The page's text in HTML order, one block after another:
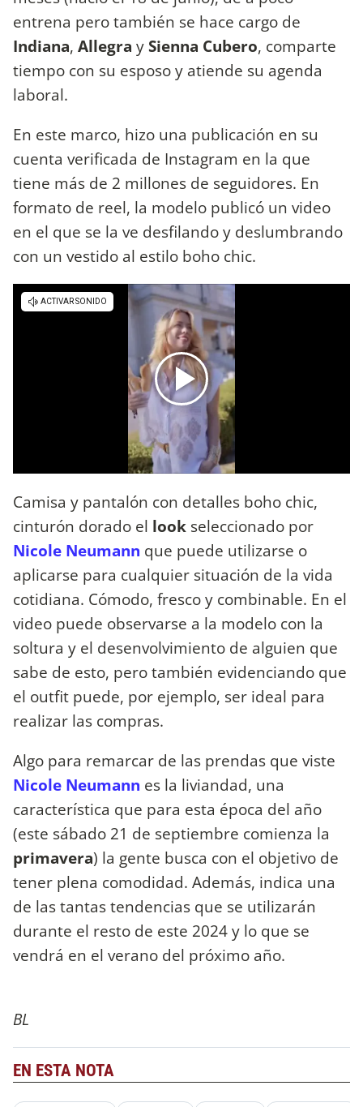
entrena pero también se hace cargo de
Indiana, Allegra ySienna Cubero, comparte
tiempo con su esposo y atiende su agenda
laboral.
En este marco, hizo una publicación en su
cuenta verificada de Instagram en la que
tiene más de 2 millones de seguidores. En
formato de reel, la modelo publicó un video
en el que se la ve desfilando y deslumbrando
con un vestido al estilo boho chic.
Camisa y pantalón con detalles boho chic,
cinturón dorado el look seleccionado por
Nicole Neumann que puede utilizarse o
aplicarse para cualquier situación de la vida
cotidiana. Cómodo, fresco y combinable. En el
video puede observarse a la modelo con la
soltura y el desenvolvimiento de alguien que
sabe de esto, pero también evidenciando que
el outfit puede, por ejemplo, ser ideal para
realizar las compras.
Algo para remarcar de las prendas que viste
Nicole Neumann es la liviandad, una
característica que para esta época del año
(este sábado 21 de septiembre comienza la
primavera) la gente busca con el objetivo de
tener plena comodidad. Además, indica una
de las tantas tendencias que se utilizarán
durante el resto de este 2024 y lo que se
vendrá en el verano del próximo año.
BL
EN ESTA NOTA